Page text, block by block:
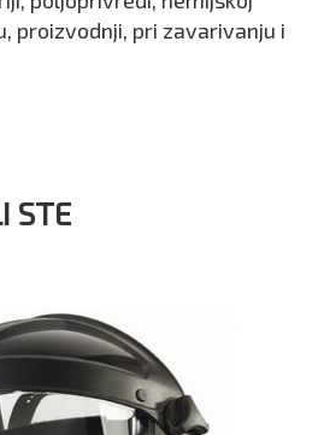
proizvodnji, pri zavarivanju i
STE